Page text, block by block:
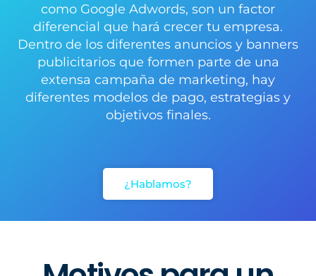
como Google Adwords, son un factor
diferencial que hará crecer tu empresa.
Dentro de los diferentes anuncios y banners
publicitarios que formen parte de una
extensa campaña de marketing, hay
diferentes modelos de pago, estrategias y
objetivos finales.
¿Hablamos?